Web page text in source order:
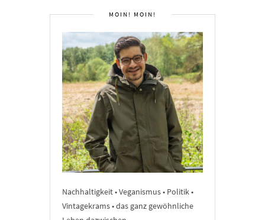
MOIN! MOIN!
Nachhaltigkeit • Veganismus • Politik •
Vintagekrams • das ganz gewöhnliche